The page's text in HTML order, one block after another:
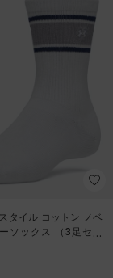
タイル コットン ノベ
ソックス （3足セッ
ング/UNISEX）